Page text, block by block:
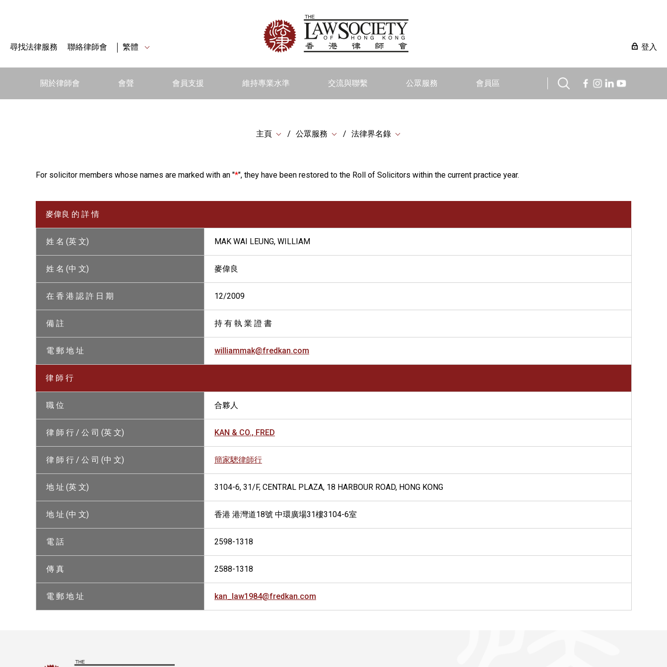
尋找法律服務 聯絡律師會 繁體 登入
關於律師會 會聲 會員支援 維持專業水準 交流與聯繫 公眾服務 會員區
主頁 公眾服務 法律界名錄
For solicitor members whose names are marked with an "*", they have been restored to the Roll of Solicitors within the current practice year.
麥偉良 的 詳 情
姓 名 (英 文) MAK WAI LEUNG, WILLIAM
姓 名 (中 文) 麥偉良
在 香 港 認 許 日 期 12/2009
備 註 持 有 執 業 證 書
電 郵 地 址 williammak@fredkan.com
律 師 行
職 位 合夥人
律 師 行 / 公 司 (英 文) KAN & CO., FRED
律 師 行 / 公 司 (中 文) 簡家驄律師行
地 址 (英 文) 3104-6, 31/F, CENTRAL PLAZA, 18 HARBOUR ROAD, HONG KONG
地 址 (中 文) 香港 港灣道18號 中環廣場31樓3104-6室
電 話 2598-1318
傳 真 2588-1318
電 郵 地 址 kan_law1984@fredkan.com